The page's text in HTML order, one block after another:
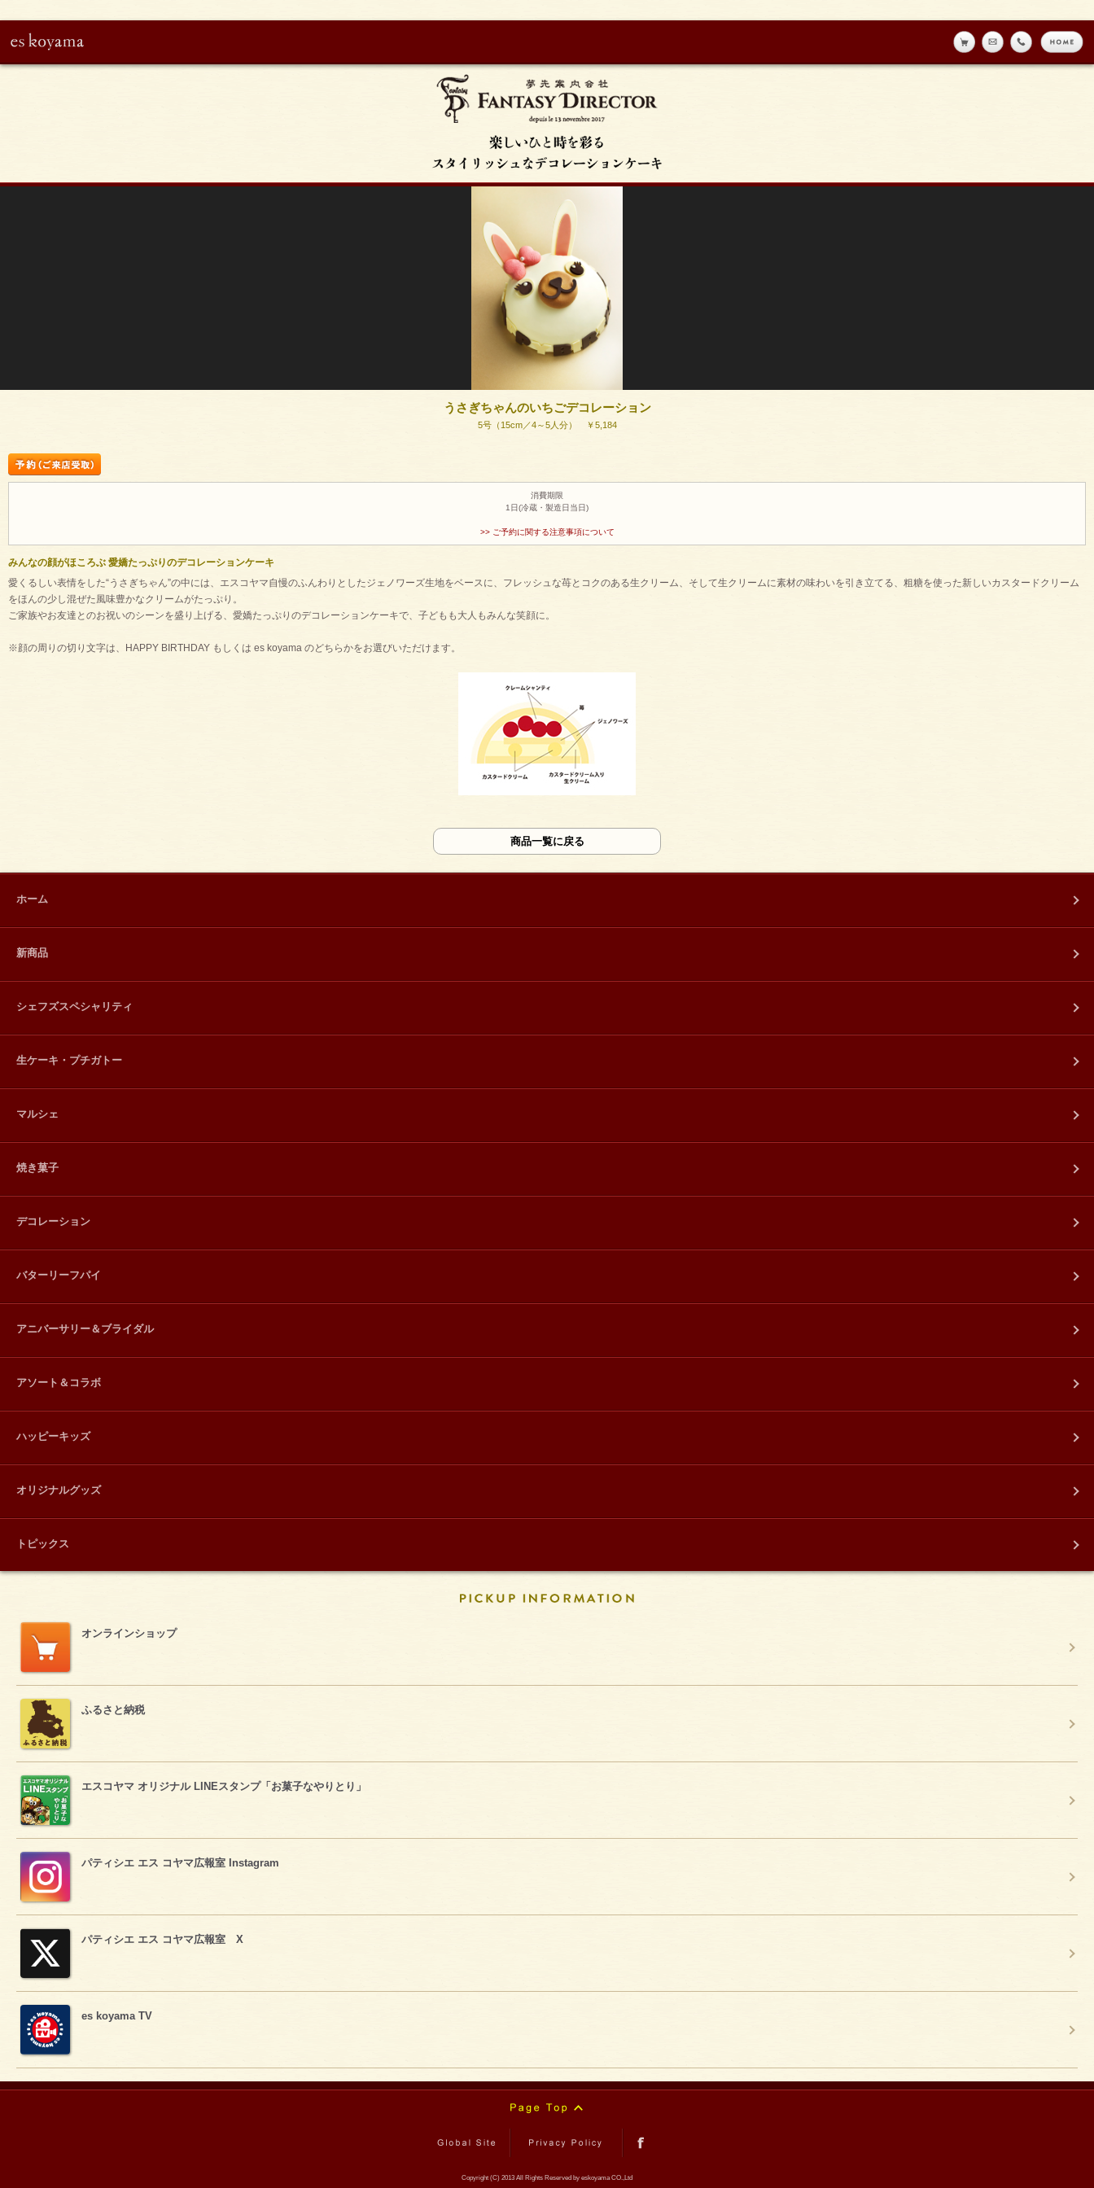
online shop
メール tell
うさぎちゃんのいちごデコレーション
5号（15cm／4～5人分） ￥5,184
消費期限
1日(冷蔵・製造日当日)
>> ご予約に関する注意事項について
みんなの顔がほころぶ 愛嬌たっぷりのデコレーションケーキ
愛くるしい表情をした“うさぎちゃん”の中には、エスコヤマ自慢のふんわりとしたジェノワーズ生地をベースに、フレッシュな苺とコクのある生クリーム、そして生クリームに素材の味わいを引き立てる、粗糖を使った新しいカスタードクリーム
をほんの少し混ぜた風味豊かなクリームがたっぷり。
ご家族やお友達とのお祝いのシーンを盛り上げる、愛嬌たっぷりのデコレーションケーキで、子どもも大人もみんな笑顔に。
※顔の周りの切り文字は、HAPPY BIRTHDAY もしくは es koyama のどちらかをお選びいただけます。
商品一覧に戻る
ホーム
新商品
シェフズスペシャリティ
生ケーキ・プチガトー
マルシェ
焼き菓子
デコレーション
バターリーフパイ
アニバーサリー＆ブライダル
アソート＆コラボ
ハッピーキッズ
オリジナルグッズ
トピックス
オンラインショップ
ふるさと納税
エスコヤマ オリジナル LINEスタンプ「お菓子なやりとり」
パティシエ エス コヤマ広報室 Instagram
パティシエ エス コヤマ広報室 X
es koyama TV
Global Site
Privacy Policy
Copyright (C) 2013 All Rights Reserved by eskoyama CO.,Ltd